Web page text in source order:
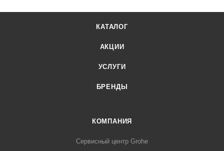
КАТАЛОГ
АКЦИИ
УСЛУГИ
БРЕНДЫ
КОМПАНИЯ
Сервисный центр Grohe